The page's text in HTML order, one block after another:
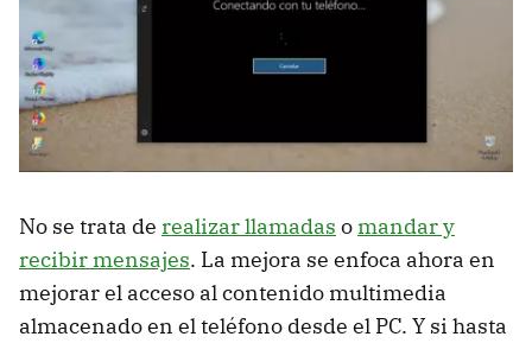
No se trata de realizar llamadas o mandar y
recibir mensajes. La mejora se enfoca ahora en
mejorar el acceso al contenido multimedia
almacenado en el teléfono desde el PC. Y si hasta